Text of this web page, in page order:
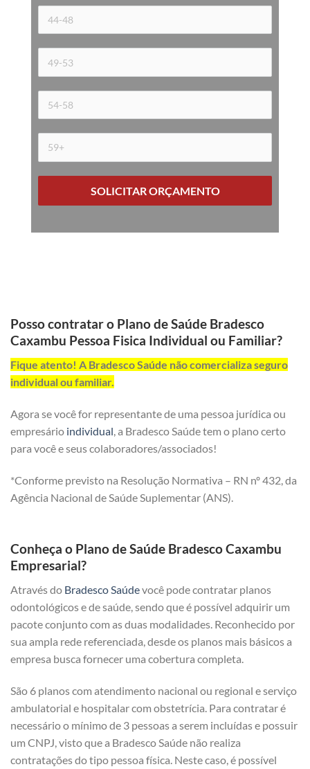
SOLICITAR ORÇAMENTO
Posso contratar o Plano de Saúde Bradesco
Caxambu Pessoa Fisica Individual ou Familiar?
Fique atento! A Bradesco Saúde não comercializa seguro
individual ou familiar.
Agora se você for representante de uma pessoa jurídica ou
empresário individual , a Bradesco Saúde tem o plano certo
para você e seus colaboradores/associados!
*Conforme previsto na Resolução Normativa – RN nº 432, da
Agência Nacional de Saúde Suplementar (ANS).
Conheça o Plano de Saúde Bradesco Caxambu
Empresarial?
Através do Bradesco Saúdevocê pode contratar planos
odontológicos e de saúde, sendo que é possível adquirir um
pacote conjunto com as duas modalidades. Reconhecido por
sua ampla rede referenciada, desde os planos mais básicos a
empresa busca fornecer uma cobertura completa.
São 6 planos com atendimento nacional ou regional e serviço
ambulatorial e hospitalar com obstetrícia. Para contratar é
necessário o mínimo de 3 pessoas a serem incluídas e possuir
um CNPJ, visto que a Bradesco Saúde não realiza
contratações do tipo pessoa física. Neste caso, é possível